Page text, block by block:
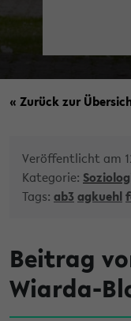
« Zurück zur
Veröffentlicht am
Kategorie:
Tags: ab3 agkuehl
Beitrag
Wiarda-